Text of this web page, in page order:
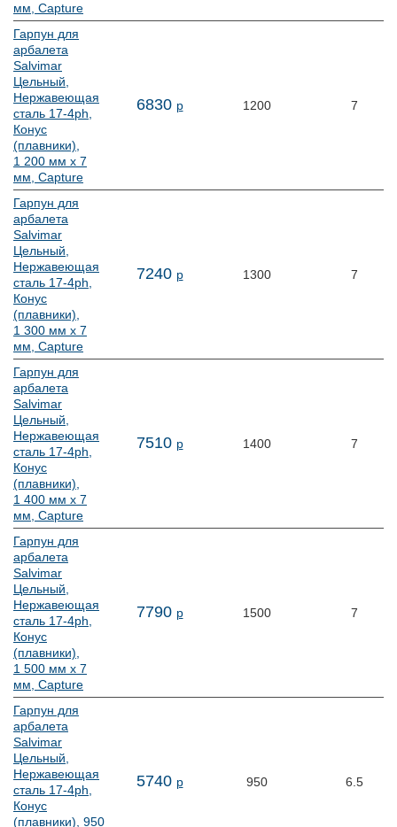
мм, Capture
Гарпун для
арбалета
Salvimar
Цельный,
Нержавеющая
сталь 17-4ph,
Конус
(плавники),
1 200 мм х 7
мм, Capture
6830 р 1200 7
Гарпун для
арбалета
Salvimar
Цельный,
Нержавеющая
сталь 17-4ph,
Конус
(плавники),
1 300 мм х 7
мм, Capture
7240 р 1300 7
Гарпун для
арбалета
Salvimar
Цельный,
Нержавеющая
сталь 17-4ph,
Конус
(плавники),
1 400 мм х 7
мм, Capture
7510 р 1400 7
Гарпун для
арбалета
Salvimar
Цельный,
Нержавеющая
сталь 17-4ph,
Конус
(плавники),
1 500 мм х 7
мм, Capture
7790 р 1500 7
Гарпун для
арбалета
Salvimar
Цельный,
Нержавеющая
сталь 17-4ph,
Конус
(плавники), 950
5740 р 950 6.5